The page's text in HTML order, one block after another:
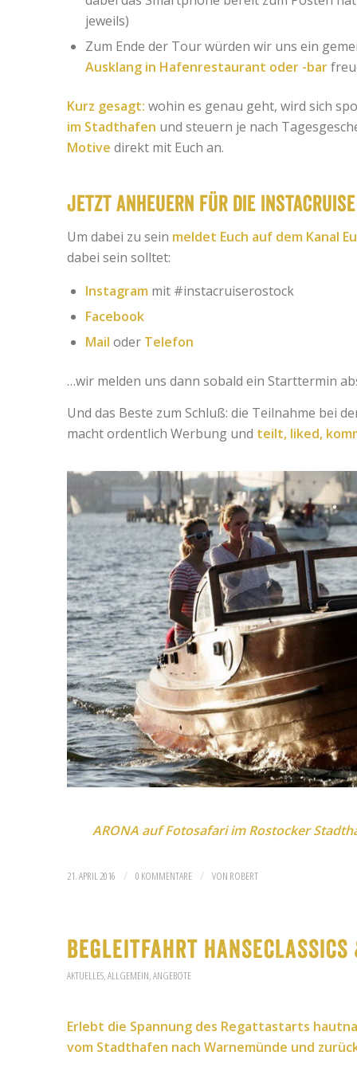
jeweils)
Zum Ende der Tour würden wir uns ein
Ausklang in Hafenrestaurant oder -bar
Kurz gesagt: wohin es genau geht, wird sich
im Stadthafen und steuern je nach
Motive direkt mit Euch an.
Jetzt Anheuern für die Instacruise
Um dabei zu sein meldet Euch auf dem Kanal
dabei sein solltet:
Instagram mit #instacruiserostock
Facebook
Mail oder Telefon
…wir melden uns dann sobald ein Starttermin
Und das Beste zum Schluß: die Teilnahme bei
macht ordentlich Werbung und teilt, liked,
ARONA auf Fotosafari im Rostocker
21. APRIL 2016 / 0 KOMMENTARE / VON ROBERT
Begleitfahrt
AKTUELLES,ALLGEMEIN,ANGEBOTE
Erlebt die Spannung des Regattastarts
vom Stadthafen nach Warnemünde und